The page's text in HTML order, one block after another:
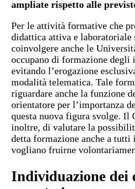
ampliate rispetto alle
Per le attività formative che
didattica attiva e laboratoriale
coinvolgere anche le
occupano di formazione degli
evitando l’erogazione
modalità telematica. Tale
riguardare anche la funzione
orientatore per l’importanza
questa nuova figura svolge. Il
inoltre, di valutare la
detta formazione anche a tutti
vogliano fruirne
Individuazione dei